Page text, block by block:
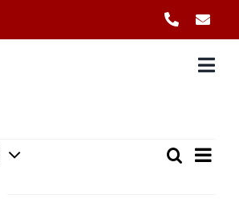
Suche
Liste